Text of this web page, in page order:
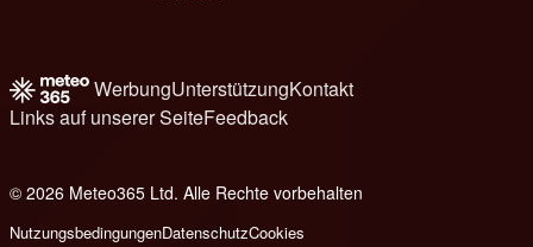
WerbungUnterstützungKontakt
Links auf unserer SeiteFeedback
© 2026 Meteo365 Ltd. Alle Rechte vorbehalten
NutzungsbedingungenDatenschutzCookies